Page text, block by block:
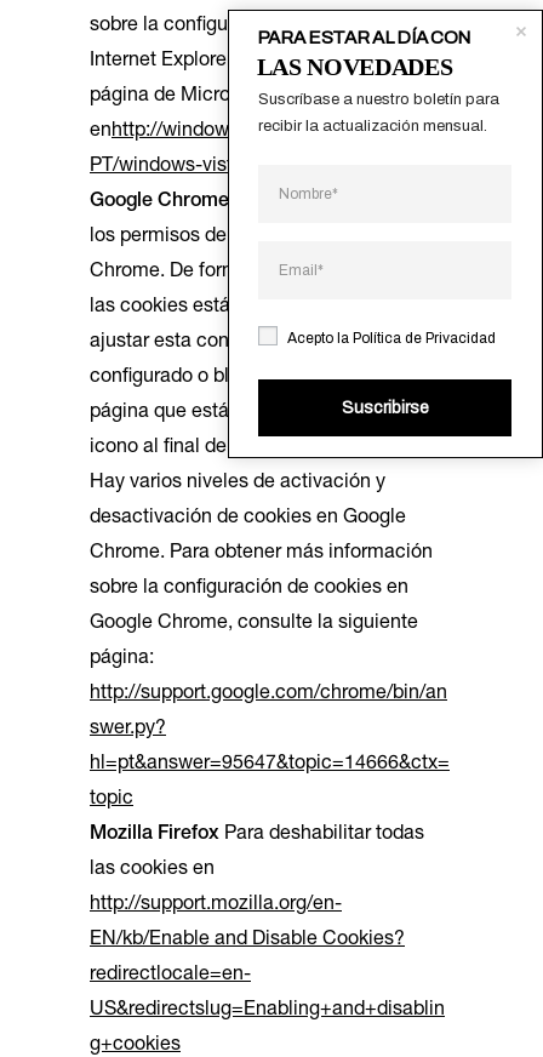
sobre la configuración de cookies de
Internet Explorer, consulte la siguiente
página de Microsoft
enhttp://windows.microsoft.com/pt-
PT/windows-vista/Block-or-allow-cookies
Google Chrome Tiene control total sobre
los permisos de cookies en Google
Chrome. De forma predeterminada, todas
las cookies están permitidas, pero puede
ajustar esta configuración. Si se han
configurado o bloqueado cookies en la
página que está viendo, se muestra un
icono al final de la barra de direcciones.
Hay varios niveles de activación y
desactivación de cookies en Google
Chrome. Para obtener más información
sobre la configuración de cookies en
Google Chrome, consulte la siguiente
página:
http://support.google.com/chrome/bin/an
swer.py?
hl=pt&answer=95647&topic=14666&ctx=
topic
Mozilla Firefox Para deshabilitar todas
las cookies en
http://support.mozilla.org/en-
EN/kb/Enable and Disable Cookies?
redirectlocale=en-
US&redirectslug=Enabling+and+disablin
g+cookies
Acepto la Política de Privacidad
Suscribirse
PARA ESTAR AL DÍA CON
Suscríbase a nuestro boletín para
recibir la actualización mensual.
LAS NOVEDADES